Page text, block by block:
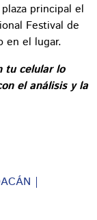
principal el
Festival de
en el lugar.
tu celular lo
el análisis y la